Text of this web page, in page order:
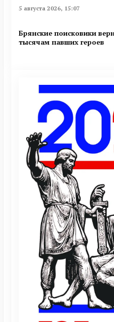
5 августа 2026, 15:07
Брянские поисковики
тысячам павших героев